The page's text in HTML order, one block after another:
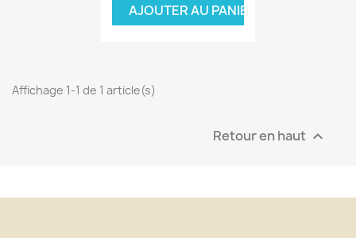
AJOUTER AU PANIER
Affichage 1-1 de 1 article(s)
Retour en haut 